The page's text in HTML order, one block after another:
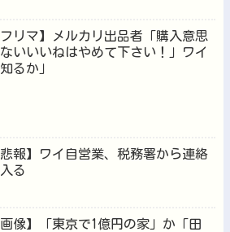
フリマ】メルカリ出品者「購入意思
いいいねはやめて下さい！」ワイ
知るか」
悲報】ワイ自営業、税務署から連絡
る
画像】「東京で1億円の家」か「田